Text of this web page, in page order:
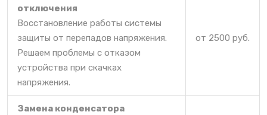
отключения
Восстановление работы системы
защиты от перепадов напряжения.
Решаем проблемы с отказом
устройства при скачках
напряжения.
от 2500 руб.
Замена конденсатора